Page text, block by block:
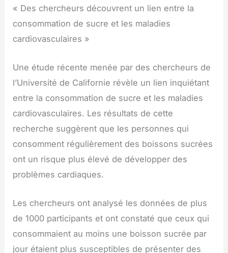
« Des chercheurs découvrent un lien entre la
consommation de sucre et les maladies
cardiovasculaires »
Une étude récente menée par des chercheurs de
l’Université de Californie révèle un lien inquiétant
entre la consommation de sucre et les maladies
cardiovasculaires. Les résultats de cette
recherche suggèrent que les personnes qui
consomment régulièrement des boissons sucrées
ont un risque plus élevé de développer des
problèmes cardiaques.
Les chercheurs ont analysé les données de plus
de 1000 participants et ont constaté que ceux qui
consommaient au moins une boisson sucrée par
jour étaient plus susceptibles de présenter des